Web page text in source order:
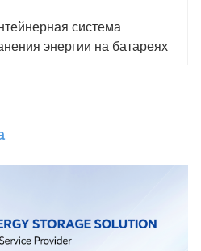
система
энергии на батареях